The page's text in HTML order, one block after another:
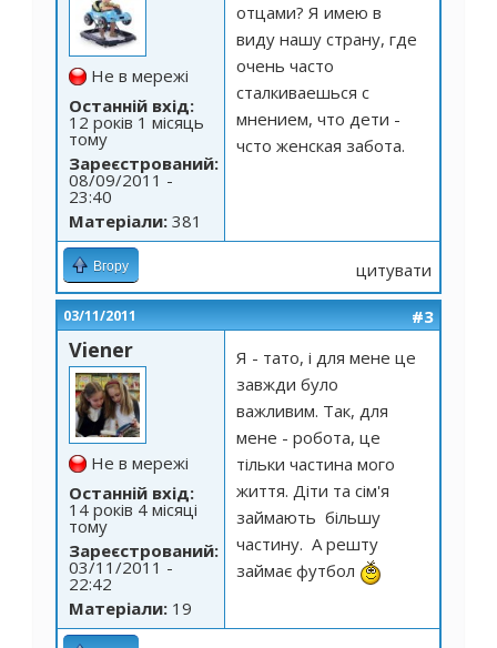
Не в мережі
Останній вхід:
12 років 1 місяць
тому
Зареєстрований:
08/09/2011 -
23:40
Матеріали: 381
отцами? Я имею в
виду нашу страну, где
очень часто
сталкиваешься с
мнением, что дети -
чсто женская забота.
Вгору цитувати
03/11/2011 #3
Viener
Не в мережі
Останній вхід:
14 років 4 місяці
тому
Зареєстрований:
03/11/2011 -
22:42
Матеріали: 19
Я - тато, і для мене це
завжди було
важливим. Так, для
мене - робота, це
тільки частина мого
життя. Діти та сім'я
займають більшу
частину. А решту
займає футбол